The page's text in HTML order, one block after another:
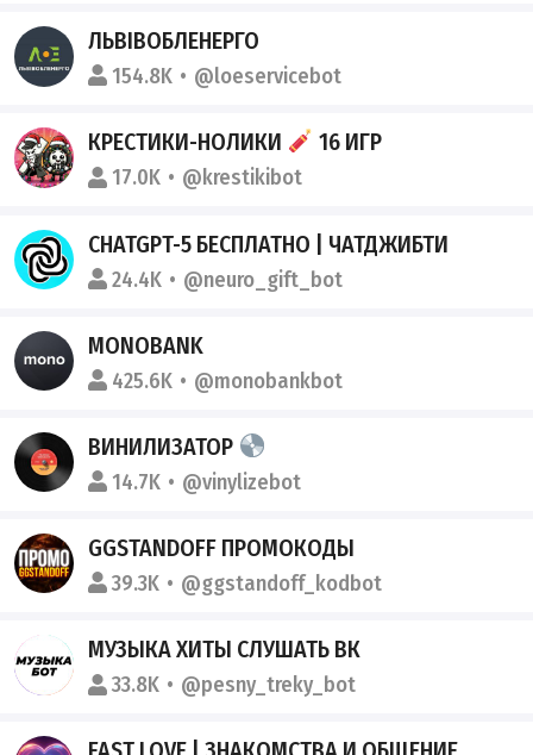
ЛЬВІВОБЛЕНЕРГО
154.8K @loeservicebot
КРЕСТИКИ-НОЛИКИ 16 ИГР
17.0K @krestikibot
CHATGPT-5 БЕСПЛАТНО | ЧАТДЖИБТИ
24.4K @neuro_gift_bot
MONOBANK
425.6K @monobankbot
ВИНИЛИЗАТОР
14.7K @vinylizebot
GGSTANDOFF ПРОМОКОДЫ
39.3K @ggstandoff_kodbot
МУЗЫКА ХИТЫ СЛУШАТЬ ВК
33.8K @pesny_treky_bot